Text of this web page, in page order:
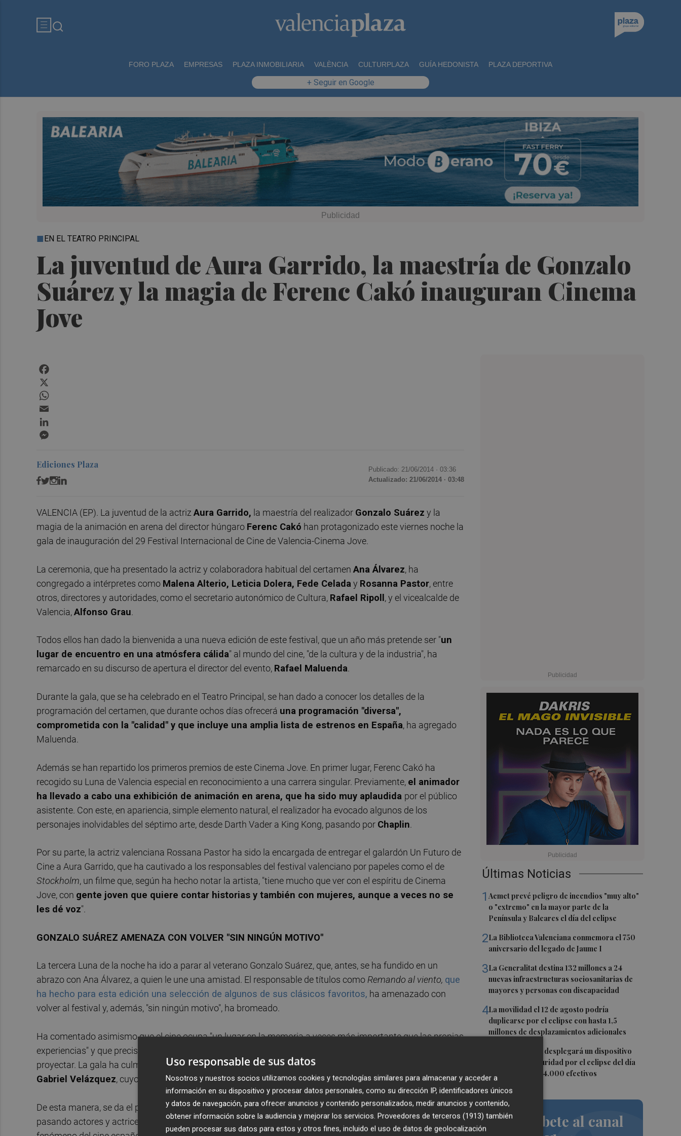
FORO PLAZA EMPRESAS PLAZA INMOBILIARIA VALÈNCIA CULTURPLAZA GUÍA HEDONISTA PLAZA DEPORTIVA
+ Seguir en Google
La juventud de Aura Garrido, la maestría de Gonzalo
Suárez y la magia de Ferenc Cakó inauguran Cinema
Jove
EN EL TEATRO PRINCIPAL
Últimas Noticias
1Aemet prevé peligro de incendios "muy alto"
o "extremo" en la mayor parte de la
Península y Baleares el día del eclipse
2La Biblioteca Valenciana conmemora el 750
aniversario del legado de Jaume I
3La Generalitat destina 132 millones a 24
nuevas infraestructuras sociosanitarias de
mayores y personas con discapacidad
4La movilidad el 12 de agosto podría
duplicarse por el eclipse con hasta 1,5
millones de desplazamientos adicionales
La Guardia Civil desplegará un dispositivo
especial de seguridad por el eclipse del día
12, con más de 24.000 efectivos
Suscríbete al canal
Ediciones Plaza Publicado: 21/06/2014 · 03:36
Actualizado: 21/06/2014 · 03:48
VALENCIA (EP). La juventud de la actrizAura Garrido, la maestría del realizador Gonzalo Suárez y la
magia de la animación en arena del director húngaro Ferenc Cakó han protagonizado este viernes noche la
gala de inauguración del 29 Festival Internacional de Cine de Valencia-Cinema Jove.
La ceremonia, que ha presentado la actriz y colaboradora habitual del certamen Ana Álvarez, ha
congregado a intérpretes como Malena Alterio, Leticia Dolera, Fede Celada y Rosanna Pastor, entre
otros, directores y autoridades, como el secretario autonómico de Cultura, Rafael Ripoll, y el vicealcalde de
Valencia,Alfonso Grau.
Todos ellos han dado la bienvenida a una nueva edición de este festival, que un año más pretende ser "un
lugar de encuentro en una atmósfera cálida" al mundo del cine, "de la cultura y de la industria", ha
remarcado en su discurso de apertura el director del evento, Rafael Maluenda.
Durante la gala, que se ha celebrado en el Teatro Principal, se han dado a conocer los detalles de la
programación del certamen, que durante ochos días ofrecerá una programación "diversa",
comprometida con la "calidad" y que incluye una amplia lista de estrenos en España, ha agregado
Maluenda.
Además se han repartido los primeros premios de este Cinema Jove. En primer lugar, Ferenc Cakó ha
recogido su Luna de Valencia especial en reconocimiento a una carrera singular. Previamente, el animador
ha llevado a cabo una exhibición de animación en arena, que ha sido muy aplaudida por el público
asistente. Con este, en apariencia, simple elemento natural, el realizador ha evocado algunos de los
personajes inolvidables del séptimo arte, desde Darth Vader a King Kong, pasando por Chaplin.
Por su parte, la actriz valenciana Rossana Pastor ha sido la encargada de entregar el galardón Un Futuro de
Cine a Aura Garrido, que ha cautivado a los responsables del festival valenciano por papeles como el de
Stockholm, un filme que, según ha hecho notar la artista, "tiene mucho que ver con el espíritu de Cinema
Jove, con gente joven que quiere contar historias y también con mujeres, aunque a veces no se
les dé voz".
GONZALO SUÁREZ AMENAZA CON VOLVER "SIN NINGÚN MOTIVO"
La tercera Luna de la noche ha ido a parar al veterano Gonzalo Suárez, que, antes, se ha fundido en un
abrazo con Ana Álvarez, a quien le une una amistad. El responsable de títulos comoRemando al viento, que
ha hecho para esta edición una selección de algunos de sus clásicos favoritos, ha amenazado con
volver al festival y, además, "sin ningún motivo", ha bromeado.
Ha comentado asimismo que el cine ocupa "un lugar en la memoria a veces más importante que las propias
experiencias" y que precisamente esta capacidad le ha guiado a la hora de elegir los films que se van a
proyectar. La gala ha culminado con la presencia de los responsables del cortometraje y el largo
Gabriel Velázquez, cuyo pase inauguró el festival.
De esta manera, se da el pistoletazo de salida a ocho días dedicados al cine, durante los cuales irán
pasando actores y actrices de panorama nacional como internacional, entre ellos el director y guionista del
Uso responsable de sus datos
Nosotros y nuestros socios utilizamos cookies y tecnologías similares para almacenar y acceder a
información en su dispositivo y procesar datos personales, como su dirección IP, identificadores únicos
y datos de navegación, para ofrecer anuncios y contenido personalizados, medir anuncios y contenido,
obtener información sobre la audiencia y mejorar los servicios. Proveedores de terceros (1913) también
pueden procesar sus datos para estos y otros fines, incluido el uso de datos de geolocalización